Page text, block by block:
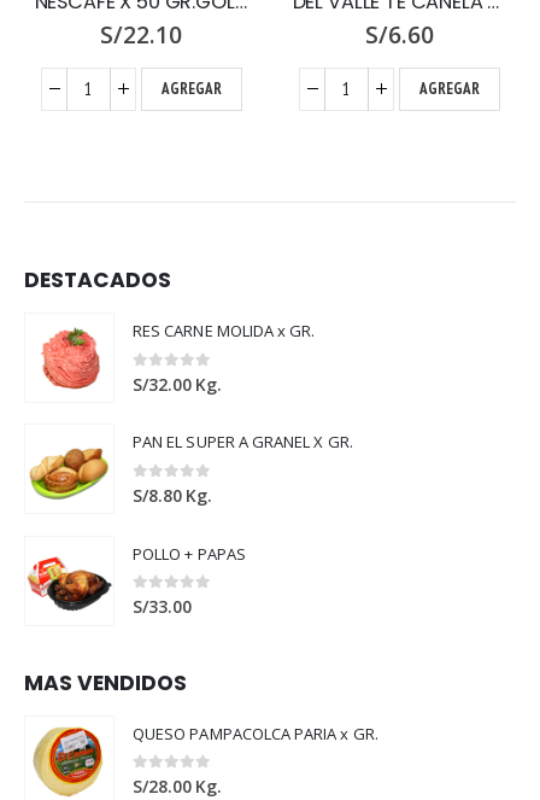
S/22.10
AGREGAR
S/6.60
AGREGAR
DESTACADOS
RES CARNE MOLIDA x GR.
0out of 5
S/32.00 Kg.
PAN EL SUPER A GRANEL X GR.
0out of 5
S/8.80 Kg.
POLLO + PAPAS
0out of 5
S/33.00
MAS VENDIDOS
QUESO PAMPACOLCA PARIA x GR.
0out of 5
S/28.00 Kg.